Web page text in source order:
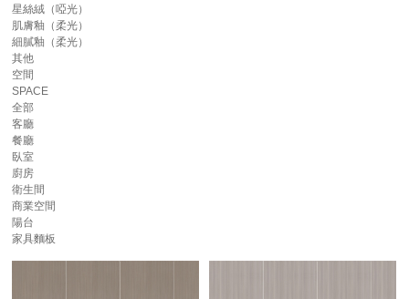
星絲絨（啞光）
肌膚釉（柔光）
細膩釉（柔光）
其他
空間
SPACE
全部
客廳
餐廳
臥室
廚房
衛生間
商業空間
陽台
家具麵板